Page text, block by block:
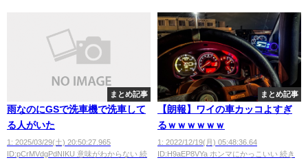
まとめ記事
雨なのにGSで洗車機で洗車して
る人がいた
1: 2025/03/29(土) 20:50:27.965
ID:pCrMVdgPdNIKU 意味がわからない 続
まとめ記事
【朗報】ワイの車カッコよすぎ
るｗｗｗｗｗｗ
1: 2022/12/19(月) 05:48:36.64
ID:H9aEP8VYa ホンマにかっこいい 続き